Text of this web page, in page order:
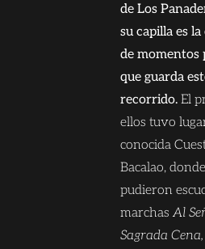
de Los
su capilla es
de momentos
que guarda
recorrido.El
ellos tuvo
conocida
Bacalao,
pudieron
marchasAl
Sagrada Cena,